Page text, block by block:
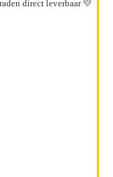
direct leverbaar💛